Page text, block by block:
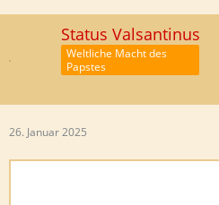
Status Valsantinus
Weltliche Macht des
Papstes
26. Januar 2025